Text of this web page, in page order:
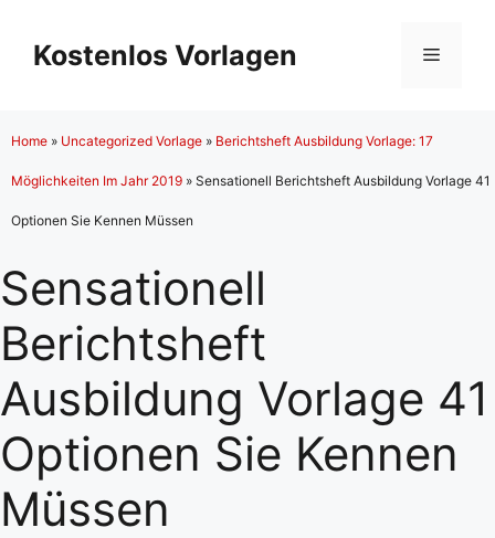
Inhalt
springen
Kostenlos Vorlagen Menü
Home » Uncategorized Vorlage » Berichtsheft Ausbildung Vorlage: 17
Möglichkeiten Im Jahr 2019 » Sensationell Berichtsheft Ausbildung Vorlage 41
Optionen Sie Kennen Müssen
Sensationell
Berichtsheft
Ausbildung Vorlage 41
Optionen Sie Kennen
Müssen